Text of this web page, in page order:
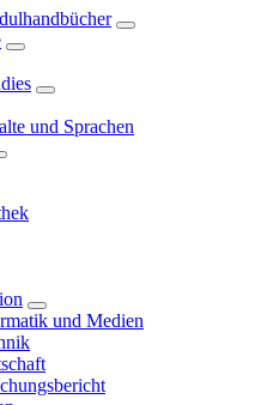
und Sprachen
und Medien